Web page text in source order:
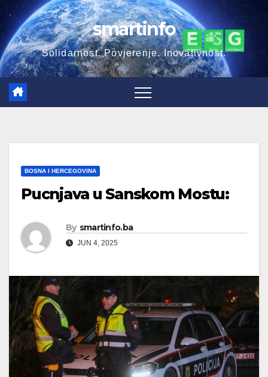
Skip
to
content
smartinfo
Solidarnost. Povjerenje. Inovativnost.
BOSNA I HERCEGOVINA
Pucnjava u Sanskom Mostu:
By smartinfo.ba
JUN 4, 2025